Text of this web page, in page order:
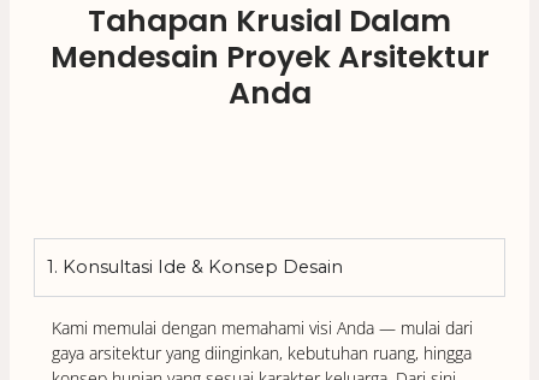
Anda
Kami memulai dengan memahami visi Anda — mulai dari
gaya arsitektur yang diinginkan, kebutuhan ruang, hingga
konsep hunian yang sesuai karakter keluarga. Dari sini,
kami bantu mewujudkan ide menjadi desain awal yang
realistis dan terukur.